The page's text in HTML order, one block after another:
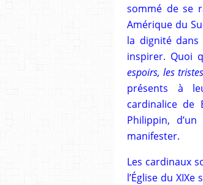
sommé de se
Amérique du
la dignité
inspirer. Quoi
espoirs, les
présents à
cardinalice de
Philippin,
manifester.
Les cardinaux
l’Église du